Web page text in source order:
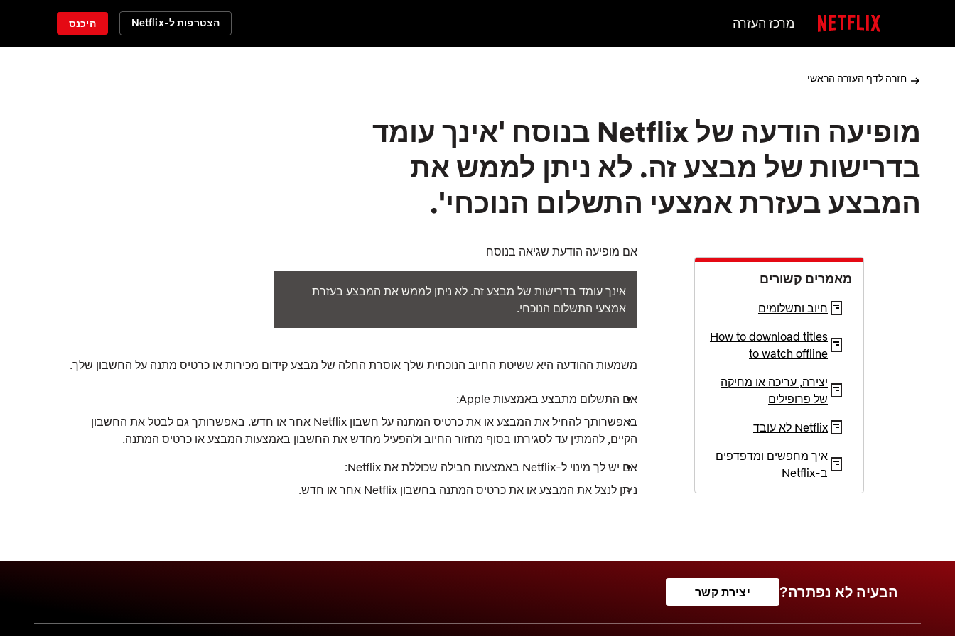
מרכז העזרה הצטרפות ל-Netflix היכנס
חזרה לדף העזרה הראשי
מופיעה הודעה של Netflix בנוסח 'אינך עומד
בדרישות של מבצע זה. לא ניתן לממש את
המבצע בעזרת אמצעי התשלום הנוכחי'.
אם מופיעה הודעת שגיאה בנוסח
אינך עומד בדרישות של מבצע זה. לא ניתן לממש את המבצע בעזרת
אמצעי התשלום הנוכחי.
משמעות ההודעה היא ששיטת החיוב הנוכחית שלך אוסרת החלה של מבצע קידום מכירות או כרטיס מתנה על החשבון שלך.
אם התשלום מתבצע באמצעות Apple:
באפשרותך להחיל את המבצע או את כרטיס המתנה על חשבון Netflix אחר או חדש. באפשרותך גם לבטל את החשבון
הקיים, להמתין עד לסגירתו בסוף מחזור החיוב ולהפעיל מחדש את החשבון באמצעות המבצע או כרטיס המתנה.
אם יש לך מינוי ל-Netflix באמצעות חבילה שכוללת את Netflix:
ניתן לנצל את המבצע או את כרטיס המתנה בחשבון Netflix אחר או חדש.
מאמרים קשורים
חיוב ותשלומים
How to download titles
to watch offline
יצירה, עריכה או מחיקה
של פרופילים
Netflix לא עובד
איך מחפשים ומדפדפים
ב‑Netflix
הבעיה לא נפתרה? יצירת קשר